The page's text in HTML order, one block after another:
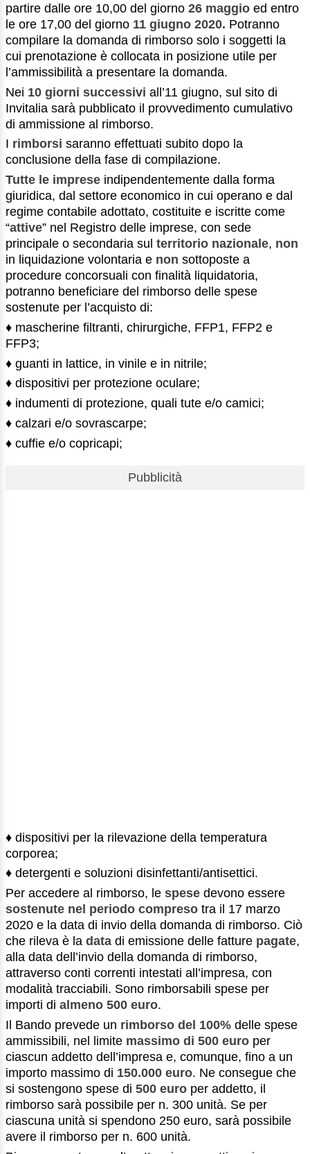
partire dalle ore 10,00 del giorno 26 maggio ed entro
le ore 17,00 del giorno 11 giugno 2020. Potranno
compilare la domanda di rimborso solo i soggetti la
cui prenotazione è collocata in posizione utile per
l’ammissibilità a presentare la domanda.
Nei 10 giorni successivi all’11 giugno, sul sito di
Invitalia sarà pubblicato il provvedimento cumulativo
di ammissione al rimborso.
I rimborsi saranno effettuati subito dopo la
conclusione della fase di compilazione.
Tutte le imprese indipendentemente dalla forma
giuridica, dal settore economico in cui operano e dal
regime contabile adottato, costituite e iscritte come
“attive” nel Registro delle imprese, con sede
principale o secondaria sul territorio nazionale, non
in liquidazione volontaria e non sottoposte a
procedure concorsuali con finalità liquidatoria,
potranno beneficiare del rimborso delle spese
sostenute per l’acquisto di:
♦ mascherine filtranti, chirurgiche, FFP1, FFP2 e
FFP3;
♦ guanti in lattice, in vinile e in nitrile;
♦ dispositivi per protezione oculare;
♦ indumenti di protezione, quali tute e/o camici;
♦ calzari e/o sovrascarpe;
♦ cuffie e/o copricapi;
Pubblicità
♦ dispositivi per la rilevazione della temperatura
corporea;
♦ detergenti e soluzioni disinfettanti/antisettici.
Per accedere al rimborso, le spese devono essere
sostenute nel periodo compreso tra il 17 marzo
2020 e la data di invio della domanda di rimborso. Ciò
che rileva è la data di emissione delle fatture pagate,
alla data dell’invio della domanda di rimborso,
attraverso conti correnti intestati all’impresa, con
modalità tracciabili. Sono rimborsabili spese per
importi di almeno 500 euro.
Il Bando prevede un rimborso del 100% delle spese
ammissibili, nel limite massimo di 500 euro per
ciascun addetto dell’impresa e, comunque, fino a un
importo massimo di 150.000 euro. Ne consegue che
si sostengono spese di 500 euro per addetto, il
rimborso sarà possibile per n. 300 unità. Se per
ciascuna unità si spendono 250 euro, sarà possibile
avere il rimborso per n. 600 unità.